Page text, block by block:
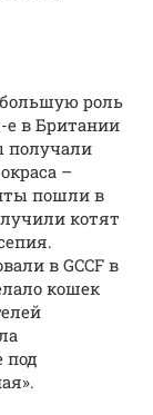
роль
е в Британии
получали
–
пошли в
котят
в GCCF в
кошек
под